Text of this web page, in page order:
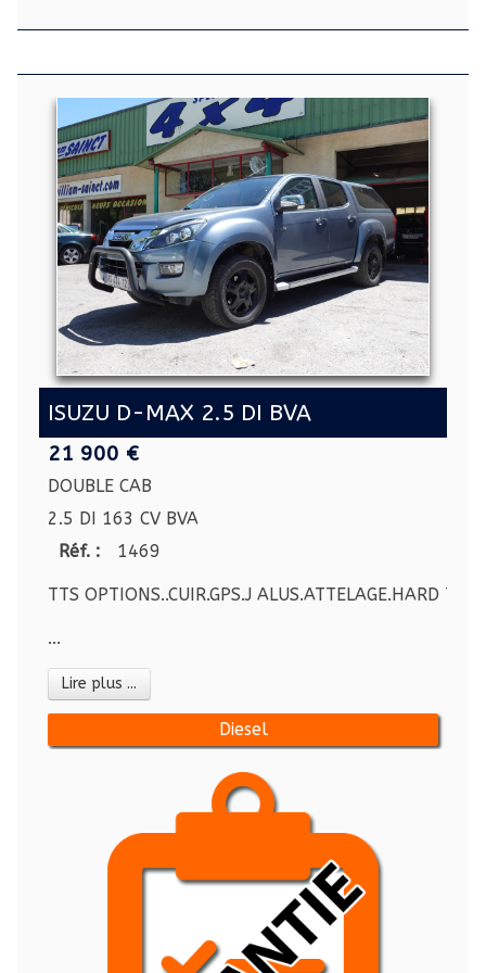
ISUZU D-MAX 2.5 DI BVA
21 900 €
DOUBLE CAB
2.5 DI 163 CV BVA
Réf. :
1469
TTS OPTIONS..CUIR.GPS.J ALUS.ATTELAGE.HARD
...
Lire plus ...
Diesel